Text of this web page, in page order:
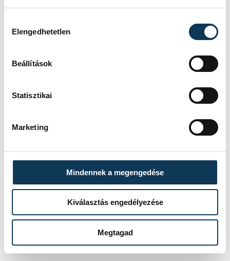
Elengedhetetlen
Beállítások
Statisztikai
Marketing
Mindennek a megengedése
Kiválasztás engedélyezése
Megtagad
mérkőzés hajrája is ugyanolyan mederben
feltörni a magyar kupagyőztes védelmét,
így meg kellett elégednie a döntetlennel.
sport
Paks
vehir.hu